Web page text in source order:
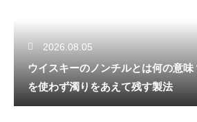
2026.08.05
ウイスキーのノンチルとは何の意
を使わず濁りをあえて残す製法